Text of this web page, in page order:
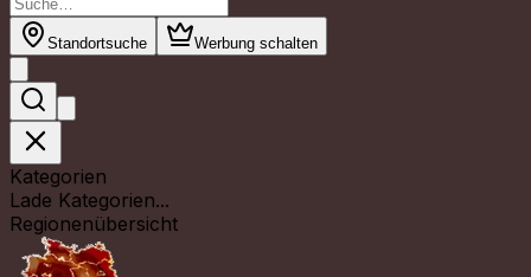
Standortsuche Werbung schalten
Kategorien
Lade Kategorien...
Regionenübersicht